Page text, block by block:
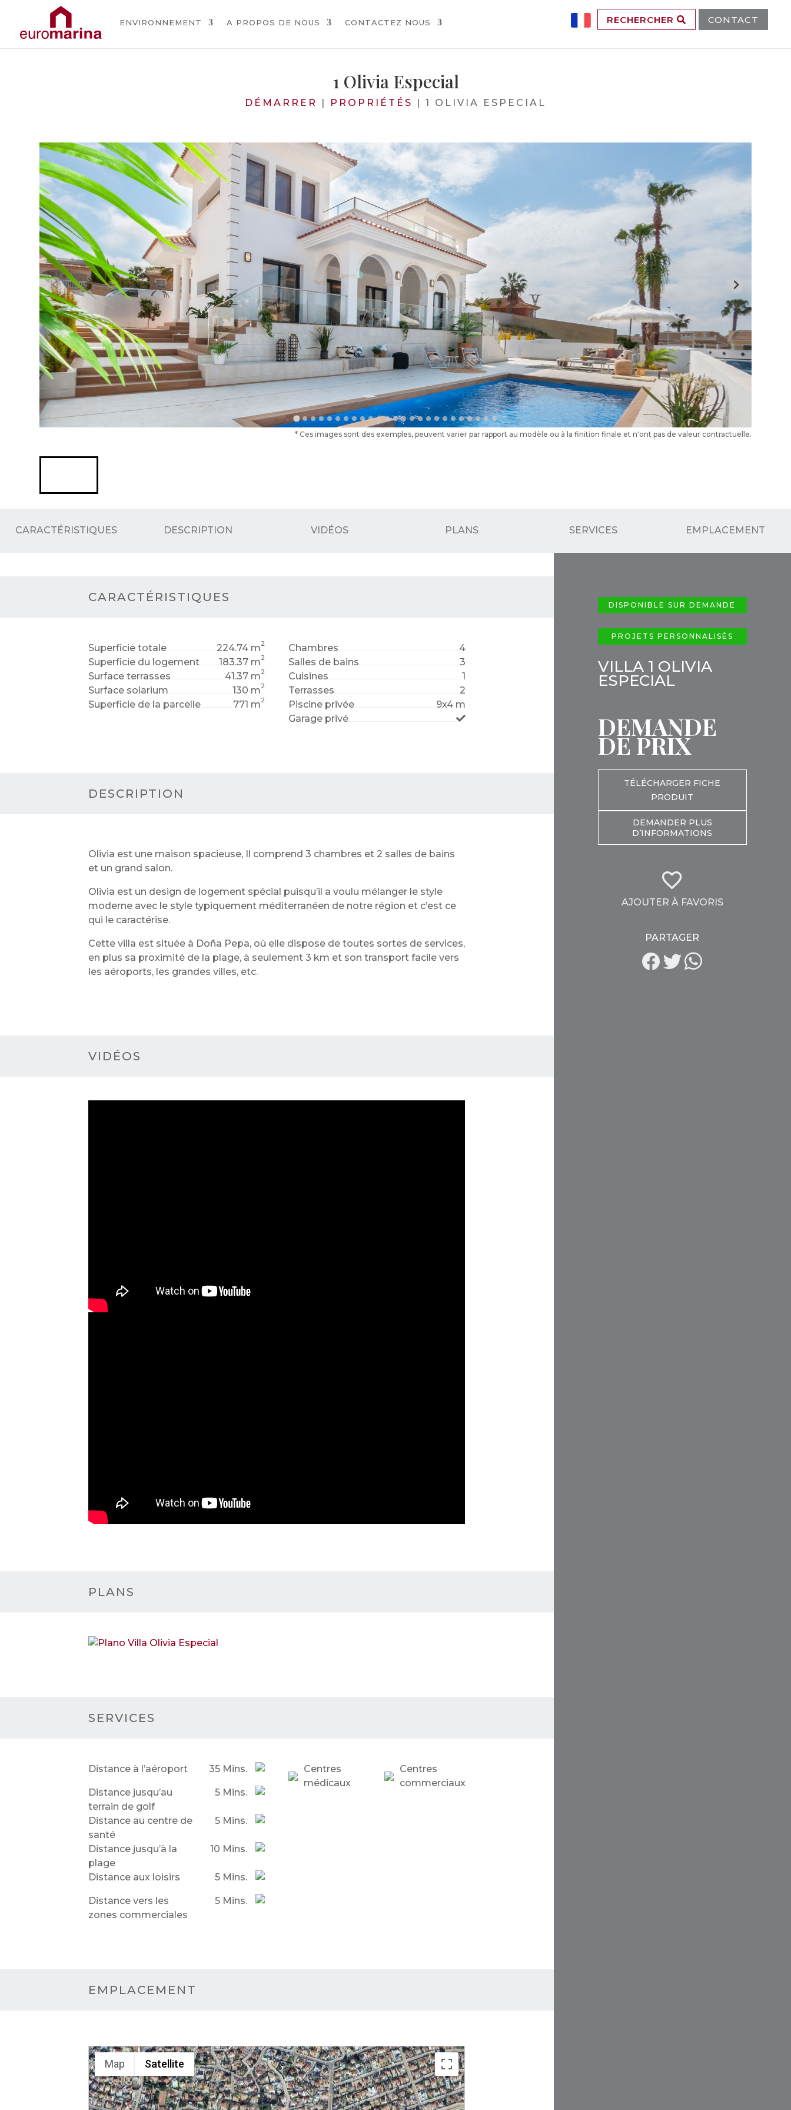
ENVIRONNEMENT A PROPOS DE NOUS CONTACTEZ NOUS RECHERCHER CONTACT
1 Olivia Especial
DÉMARRER | PROPRIÉTÉS | 1 OLIVIA ESPECIAL
* Ces images sont des exemples, peuvent varier par rapport au modèle ou à la finition finale et n'ont pas de valeur contractuelle.
CARACTÉRISTIQUES DESCRIPTION VIDÉOS PLANS SERVICES EMPLACEMENT
CARACTÉRISTIQUES
Superficie totale 224.74 m2
Superficie du logement 183.37 m2
Surface terrasses 41.37 m2
Surface solarium 130 m2
Superficie de la parcelle 771 m2
Chambres
4
Salles de bains
3
Cuisines
1
Terrasses
2
Piscine privée
9x4 m
Garage privé
DESCRIPTION
Olivia est une maison spacieuse, Il comprend 3 chambres et 2 salles de bains
et un grand salon.
Olivia est un design de logement spécial puisqu’il a voulu mélanger le style
moderne avec le style typiquement méditerranéen de notre région et c’est ce
qui le caractérise.
Cette villa est située à Doña Pepa, où elle dispose de toutes sortes de services,
en plus sa proximité de la plage, à seulement 3 km et son transport facile vers
les aéroports, les grandes villes, etc.
VIDÉOS
PLANS
SERVICES
Distance à l’aéroport 35 Mins.
Distance jusqu’au
terrain de golf
5 Mins.
Distance au centre de
santé
5 Mins.
Distance jusqu’à la
plage
10 Mins.
Distance aux loisirs 5 Mins.
Distance vers les
zones commerciales
5 Mins.
Centres
médicaux
Centres
commerciaux
EMPLACEMENT
Map Satellite
DISPONIBLE SUR DEMANDE
PROJETS PERSONNALISÉS
VILLA 1 OLIVIA
ESPECIAL
DEMANDE
DE PRIX
TÉLÉCHARGER FICHE
PRODUIT
DEMANDER PLUS
D’INFORMATIONS
AJOUTER À FAVORIS
PARTAGER